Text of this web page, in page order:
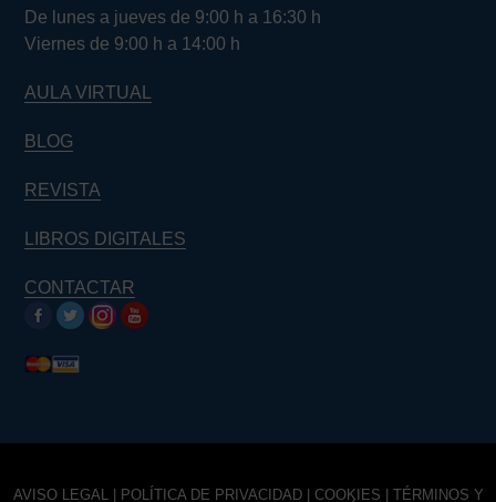
De lunes a jueves de 9:00 h a 16:30 h
Viernes de 9:00 h a 14:00 h
AULA VIRTUAL
BLOG
REVISTA
LIBROS DIGITALES
CONTACTAR
AVISO LEGAL| POLÍTICA DE PRIVACIDAD| COOKIES
TÉRMINOS Y